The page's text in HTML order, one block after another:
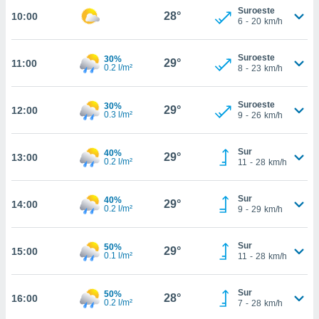
de que
el sitio
para
o
aunque
no
acceder a
abono
10:00 28°
Suroeste
6 - 20 km/h
11:00
30%
0.2 l/m²
29°
Suroeste
8 - 23 km/h
12:00
30%
0.3 l/m²
29°
Suroeste
9 - 26 km/h
13:00
40%
0.2 l/m²
29°
Sur
11 - 28 km/h
14:00
40%
0.2 l/m²
29°
Sur
9 - 29 km/h
15:00
50%
0.1 l/m²
29°
Sur
11 - 28 km/h
16:00
50%
0.2 l/m²
28°
Sur
7 - 28 km/h